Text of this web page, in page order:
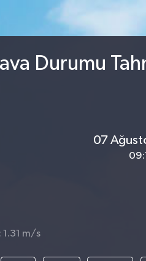
Durumu
07
1.31 m/s